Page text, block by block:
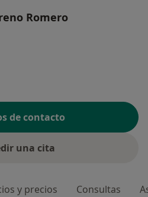
Romero
de contacto
una cita
y precios Consultas